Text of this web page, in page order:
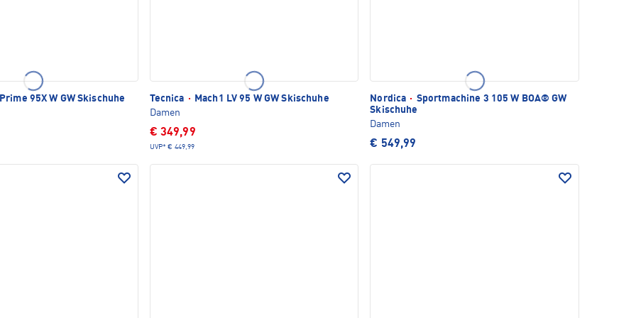
95X W GW Skischuhe Tecnica ·
Mach1 LV 95 W GW Skischuhe
Damen
€ 349,99
UVP* € 449,99
Nordica · Sportmachine 3 105 W BOA® GW
Skischuhe
Damen
€ 549,99